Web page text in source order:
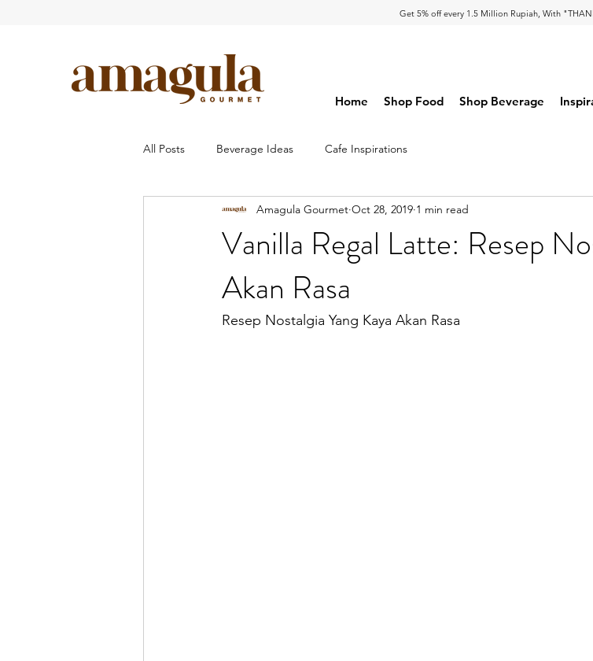
Get 5% off every 1.5 Million Rupiah, With
Home Shop Food Shop Beverage
All Posts Beverage Ideas Cafe Inspirations
Vanilla Regal Latte: Resep
Akan Rasa
Amagula Gourmet Oct 28, 2019 1 min read
Resep Nostalgia Yang Kaya Akan Rasa